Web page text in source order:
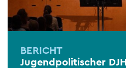
BERICHT
Jugendpolitischer